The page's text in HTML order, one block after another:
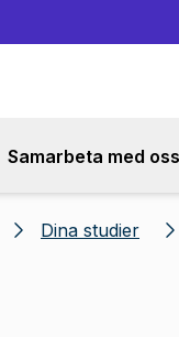
Samarbeta med oss
Dina studier